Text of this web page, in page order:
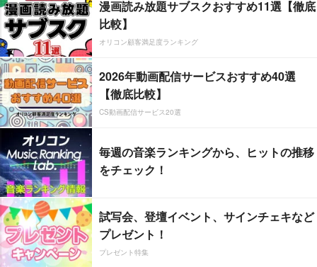
漫画読み放題サブスクおすすめ11選【徹底
比較】
オリコン顧客満足度ランキング
2026年動画配信サービスおすすめ40選
【徹底比較】
CS動画配信サービス20選
毎週の音楽ランキングから、ヒットの推移
をチェック！
試写会、登壇イベント、サインチェキなど
プレゼント！
プレゼント特集